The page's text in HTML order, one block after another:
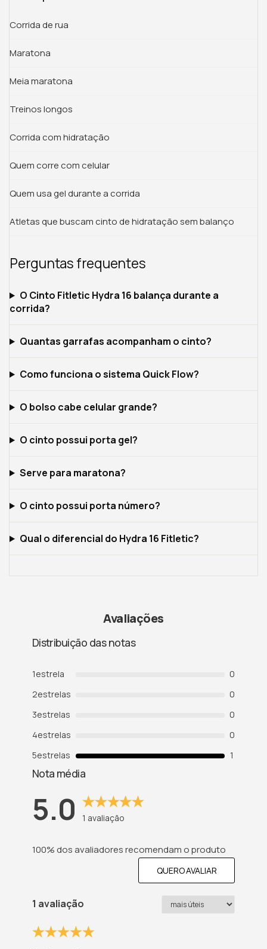
Corrida de rua
Maratona
Meia maratona
Treinos longos
Corrida com hidratação
Quem corre com celular
Quem usa gel durante a corrida
Atletas que buscam cinto de hidratação sem balanço
Perguntas frequentes
O Cinto Fitletic Hydra 16 balança durante a
corrida?
Quantas garrafas acompanham o cinto?
Como funciona o sistema Quick Flow?
O bolso cabe celular grande?
O cinto possui porta gel?
Serve para maratona?
O cinto possui porta número?
Qual o diferencial do Hydra 16 Fitletic?
Avaliações
Distribuição das notas
1estrela
0
2estrelas
0
3estrelas
0
4estrelas
0
5estrelas 1
Nota média
5.0 1 avaliação
100% dos avaliadores recomendam o produto
QUERO AVALIAR
1 avaliação